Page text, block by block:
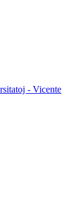
- Vicente